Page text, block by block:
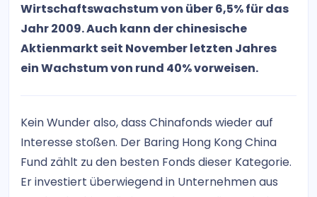
Wirtschaftswachstum von über 6,5% für das
Jahr 2009. Auch kann der chinesische
Aktienmarkt seit November letzten Jahres
ein Wachstum von rund 40% vorweisen.
Kein Wunder also, dass Chinafonds wieder auf
Interesse stoßen. Der Baring Hong Kong China
Fund zählt zu den besten Fonds dieser Kategorie.
Er investiert überwiegend in Unternehmen aus